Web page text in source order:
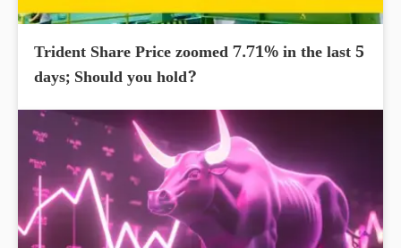
Trident Share Price zoomed 7.71% in the last 5
days; Should you hold?